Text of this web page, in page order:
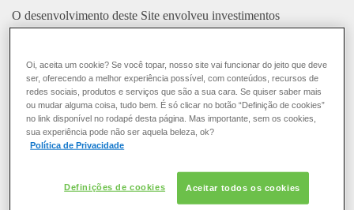
O desenvolvimento deste Site envolveu investimentos
significativos. O Site e cada um dos elementos que o compõem
direitos de propriedade intelectual. Não será autorizado qualquer
uso, reprodução ou representação do Site (integral ou em parte),
em qualquer mídia, para quaisquer outras finalidades, incluindo,
mas não se limitando a finalidades comerciais.
Poderemos disponibilizar a você, por meio deste Site, conteúdos
Conteúdo paraDownload"). Concedemos a você, apenas para
seu uso pessoal e privado, gratuitamente e pelo período de
Oi, aceita um cookie? Se você topar, nosso site vai funcionar do jeito que deve
ser, oferecendo a melhor experiência possível, com conteúdos, recursos de
redes sociais, produtos e serviços que são a sua cara. Se quiser saber mais
ou mudar alguma coisa, tudo bem. É só clicar no botão “Definição de cookies”
no link disponível no rodapé desta página. Mas importante, sem os cookies,
sua experiência pode não ser aquela beleza, ok?
Política de Privacidade
Definições de cookies Aceitar todos os cookies